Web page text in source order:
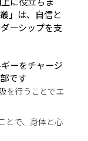
」は、自信と
ーシップを支
ーをチャージ
です
を行うことでエ
とで、身体と心